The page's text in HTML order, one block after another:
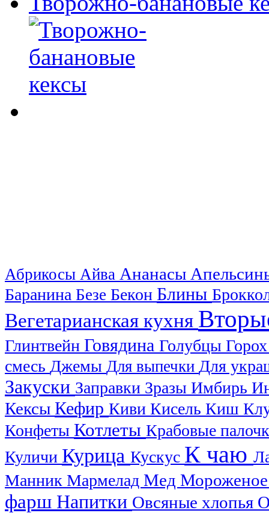
Абрикосы Айва Ананасы
Баранина Безе Бекон Блины
Вегетарианская кухня
Глинтвейн Говядина Голубцы
смесь Джемы Для выпечки Для
Закуски Заправки Зразы Имбирь
Кексы Кефир Киви Кисель Киш
Конфеты Котлеты Крабовые
Куличи Курица Кускус К чаю
Манник Мармелад Мед
фарш Напитки Овсяные хлопья